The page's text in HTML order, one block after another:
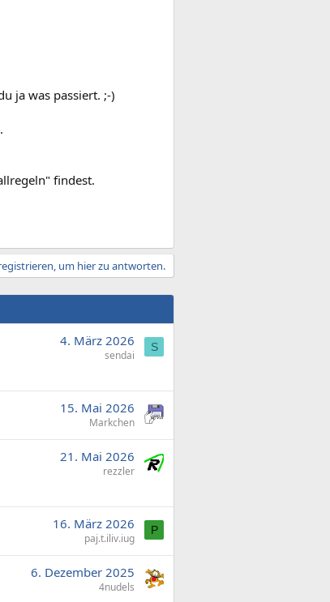
ja was passiert. ;-)
findest.
um hier zu antworten.
4. März 2026
sendai
S
15. Mai 2026
Markchen
21. Mai 2026
rezzler
16. März 2026
paj.t.iliv.iug
P
6. Dezember 2025
4nudels